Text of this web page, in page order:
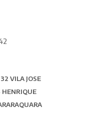
VILA JOSE
HENRIQUE